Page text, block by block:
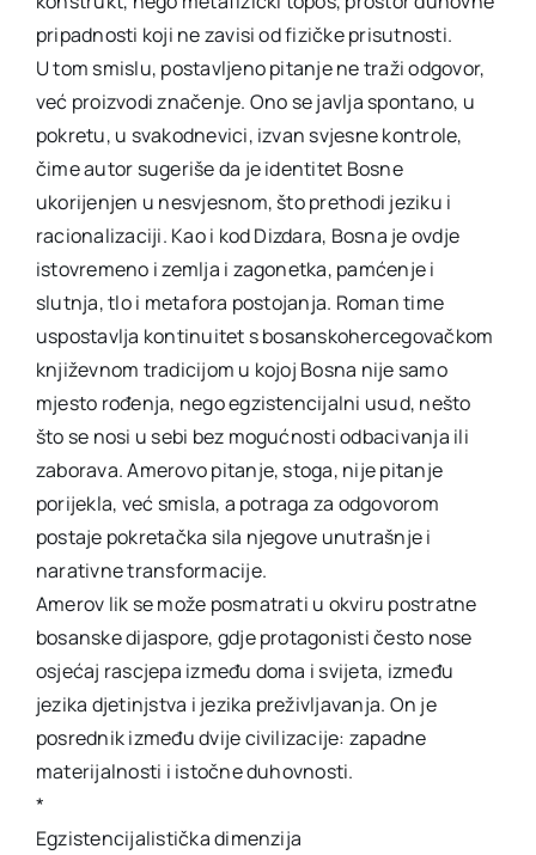
pripadnosti koji ne zavisi od fizičke prisutnosti.
U tom smislu, postavljeno pitanje ne traži odgovor,
već proizvodi značenje. Ono se javlja spontano, u
pokretu, u svakodnevici, izvan svjesne kontrole,
čime autor sugeriše da je identitet Bosne
ukorijenjen u nesvjesnom, što prethodi jeziku i
racionalizaciji. Kao i kod Dizdara, Bosna je ovdje
istovremeno i zemlja i zagonetka, pamćenje i
slutnja, tlo i metafora postojanja. Roman time
uspostavlja kontinuitet s bosanskohercegovačkom
književnom tradicijom u kojoj Bosna nije samo
mjesto rođenja, nego egzistencijalni usud, nešto
što se nosi u sebi bez mogućnosti odbacivanja ili
zaborava. Amerovo pitanje, stoga, nije pitanje
porijekla, već smisla, a potraga za odgovorom
postaje pokretačka sila njegove unutrašnje i
narativne transformacije.
Amerov lik se može posmatrati u okviru postratne
bosanske dijaspore, gdje protagonisti često nose
osjećaj rascjepa između doma i svijeta, između
jezika djetinjstva i jezika preživljavanja. On je
posrednik između dvije civilizacije: zapadne
materijalnosti i istočne duhovnosti.
*
Egzistencijalistička dimenzija